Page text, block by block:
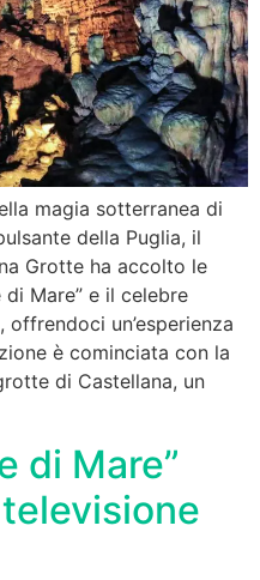
magia sotterranea di
della Puglia, il
Grotte ha accolto le
Mare” e il celebre
un’esperienza
è cominciata con la
di Castellana, un
di Mare”